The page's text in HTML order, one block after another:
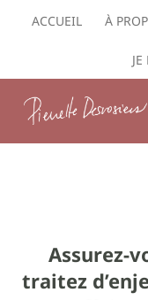
ACCUEIL À
Assurez-
traitez